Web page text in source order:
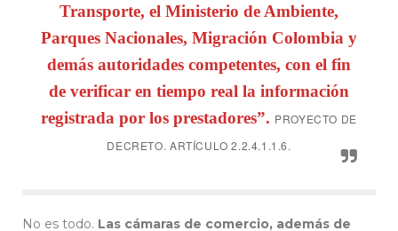
Transporte, el Ministerio de Ambiente,
Parques Nacionales, Migración Colombia y
demás autoridades competentes, con el fin
de verificar en tiempo real la información
registrada por los prestadores”. PROYECTO DE
DECRETO. ARTÍCULO 2.2.4.1.1.6.
No es todo. Las cámaras de comercio, además de